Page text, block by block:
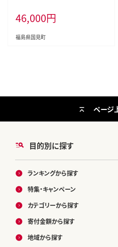
46,000円
福島県国見町
目的別に探す
ランキングから探す
特集・キャンペーン
カテゴリーから探す
寄付金額から探す
地域から探す
ページ